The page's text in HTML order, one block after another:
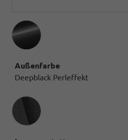
Außenfarbe
Deepblack Perleffekt
Innenausstattung